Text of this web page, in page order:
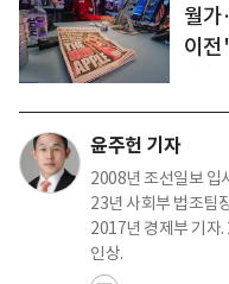
월
이
윤주헌 기자
2008년 조선일보 입
23년 사회부 법조팀
2017년 경제부 기자
인상.